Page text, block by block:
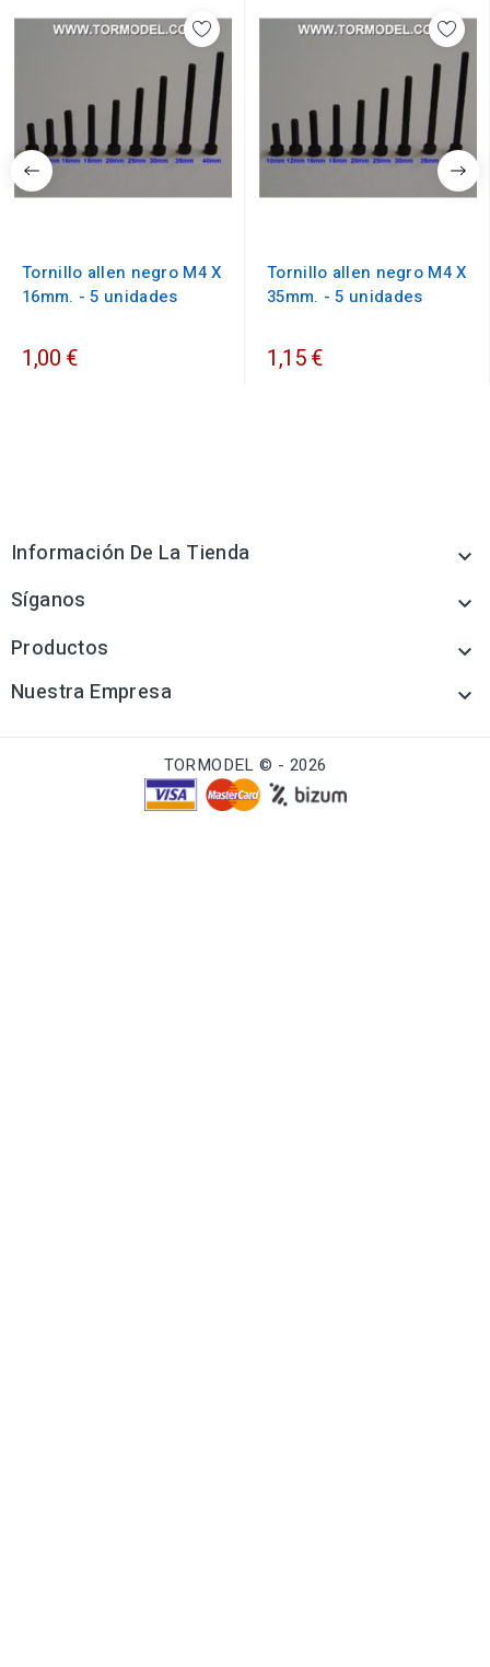
Tornillo allen negro M4 X
16mm. - 5 unidades
1,00 €
Tornillo allen negro M4 X
35mm. - 5 unidades
1,15 €
Información De La Tienda 
Síganos 
Productos 
Nuestra Empresa 
TORMODEL © - 2026